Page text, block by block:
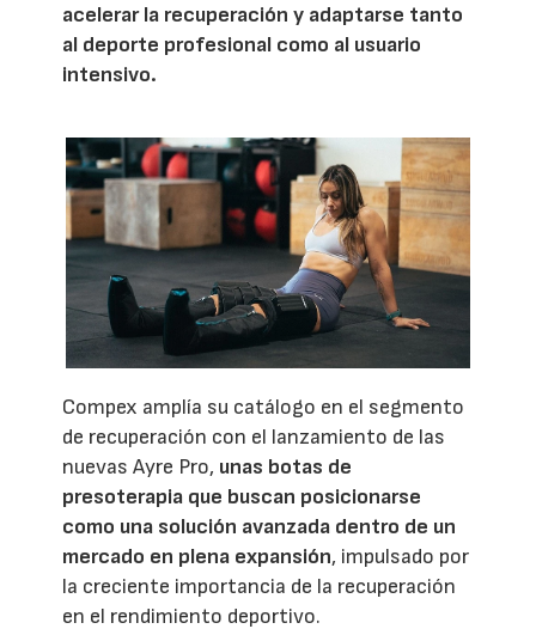
acelerar la recuperación y adaptarse tanto
al deporte profesional como al usuario
intensivo.
Compex amplía su catálogo en el segmento
de recuperación con el lanzamiento de las
nuevas Ayre Pro, unas botas de
presoterapia que buscan posicionarse
como una solución avanzada dentro de un
mercado en plena expansión, impulsado por
la creciente importancia de la recuperación
en el rendimiento deportivo.